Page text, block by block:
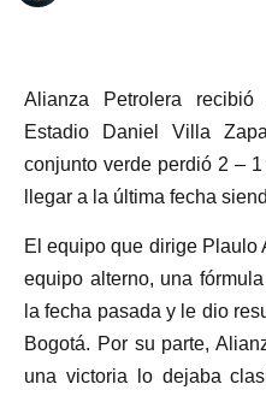
Alianza Petrolera
Estadio Daniel Villa
conjunto verde perdió 2 –
llegar a la última fecha
El equipo que dirige Plaulo
equipo alterno, una
la fecha pasada y le dio
Bogotá. Por su parte,
una victoria lo dejaba